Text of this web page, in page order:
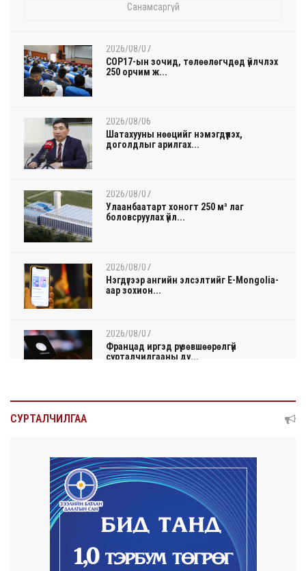
Санамсаргүй
2026/08/07
COP17-ын зочид, төлөөлөгчдөд үйлчлэх
250 орчим ж...
2026/08/06
Шатахууны нөөцийг нэмэгдүүлэх,
доголдлыг арилгах...
2026/08/07
Улаанбаатарт хоногт 250 м³ лаг
боловсруулах үйл...
2026/08/07
Нэгдүгээр ангийн элсэлтийг E-Mongolia-
аар зохион...
2026/08/07
Францад иргэд рүү зөвшөөрөлгүй
сурталчилгааны ду...
2026/08/07
2026/08/07
Автомашины улсын дугаар сондгой
тоогоор төгссөн ...
Улаанбаатарт өдөртөө 30 хэм дулаан
СУРТАЛЧИЛГАА